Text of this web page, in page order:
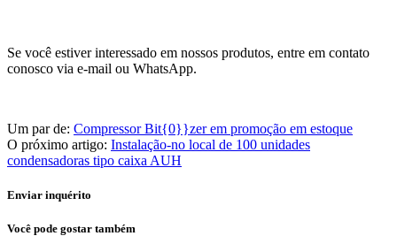
Se você estiver interessado em nossos produtos, entre em contato
conosco via e-mail ou WhatsApp.
Um par de: Compressor Bit{0}}zer em promoção em estoque
O próximo artigo: Instalação-no local de 100 unidades
condensadoras tipo caixa AUH
Enviar inquérito
Você pode gostar também